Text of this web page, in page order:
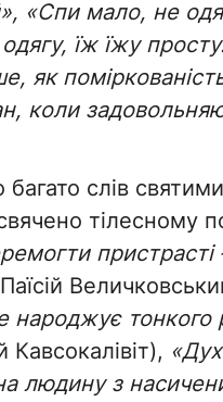
«Спи мало, не
їж їжу
як
коли
слів
тілесному
пристрасті
народжує тонкого
Кавсокалівіт),
людину з